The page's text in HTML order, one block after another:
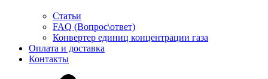
Статьи
FAQ (Вопрос\ответ)
Конвертер единиц концентрации газа
Оплата и доставка
Контакты